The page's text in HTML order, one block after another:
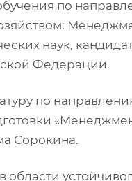
по
наук,
Федерации.
по
Сорокина.